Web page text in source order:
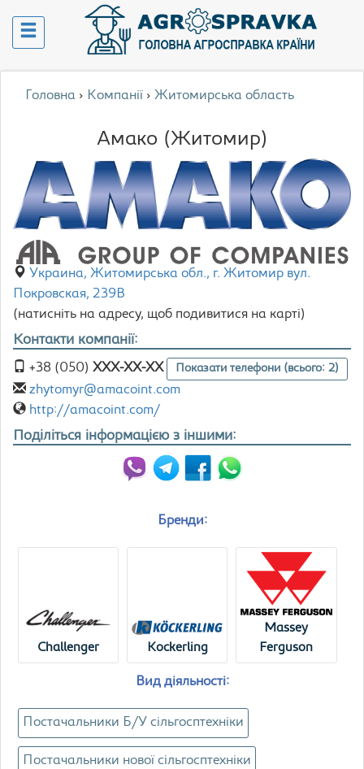
Головна › Компанії › Житомирська область
Амако (Житомир)
Украина, Житомирська обл., г. Житомир вул.
Покровская, 239В
(натисніть на адресу, щоб подивитися на карті)
Контакти компанії:
+38 (050) XXX-XX-XX Показати телефони (всього: 2)
zhytomyr@amacoint.com
http://amacoint.com/
Поділіться інформацією з іншими:
Бренди:
Challenger Kockerling
Massey
Ferguson
Вид діяльності:
Постачальники Б/У сільгосптехніки
Постачальники нової сільгосптехніки